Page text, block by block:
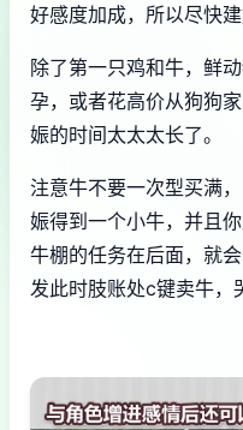
好感度加成，所以尽快
除了第一只鸡和牛，鲜
孕，或者花高价从狗狗
娠的时间太太太长了。
注意牛不要一次型买满
娠得到一个小牛，并且
牛棚的任务在后面，就
发此时肢账处c键卖牛，